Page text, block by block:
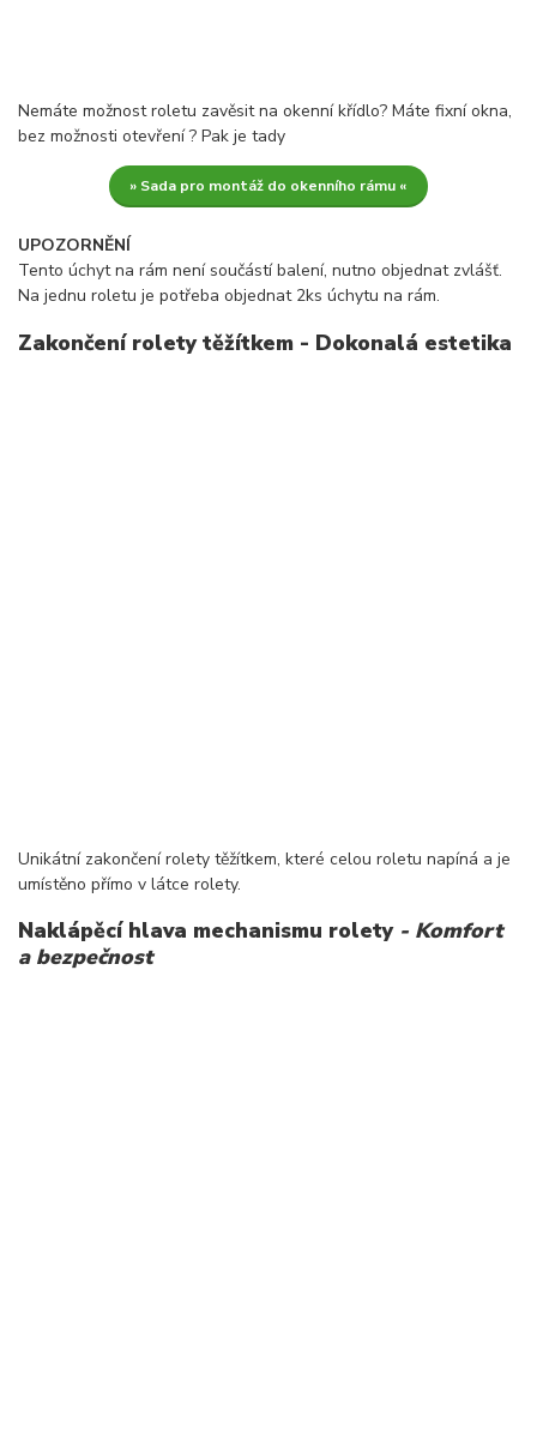
Nemáte možnost roletu zavěsit na okenní křídlo? Máte fixní okna,
bez možnosti otevření ? Pak je tady
» Sada pro montáž do okenního rámu «
UPOZORNĚNÍ
Tento úchyt na rám není součástí balení, nutno objednat zvlášť.
Na jednu roletu je potřeba objednat 2ks úchytu na rám.
Zakončení rolety těžítkem - Dokonalá estetika
Unikátní zakončení rolety těžítkem, které celou roletu napíná a je
umístěno přímo v látce rolety.
Naklápěcí hlava mechanismu rolety - Komfort
a bezpečnost